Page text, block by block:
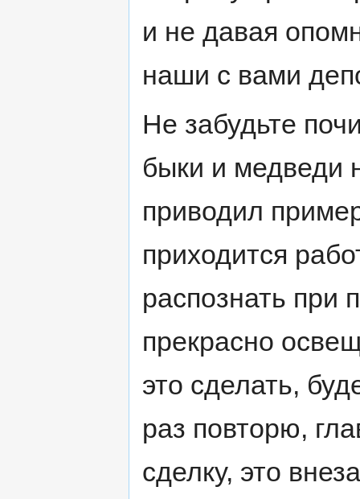
и не давая
наши с вами
Не забудьте
быки и медведи
приводил
приходится
распознать при
прекрасно
это сделать,
раз повторю,
сделку, это